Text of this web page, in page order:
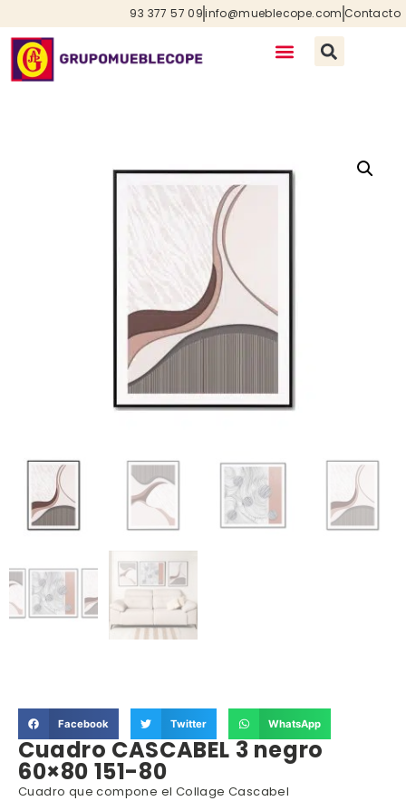
93 377 57 09info@mueblecope.com Contacto
Facebook Twitter WhatsApp
Cuadro CASCABEL 3 negro
60×80 151-80
Cuadro que compone el Collage Cascabel